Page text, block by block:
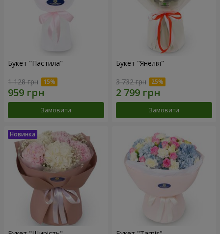
Букет "Пастила"
1 128 грн
Замовити
Букет "Янелія"
3 732 грн
Замовити